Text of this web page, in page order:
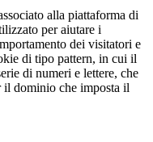
alla piattaforma di
per aiutare i
dei visitatori e
di tipo pattern, in cui il
di numeri e lettere, che
il dominio che imposta il